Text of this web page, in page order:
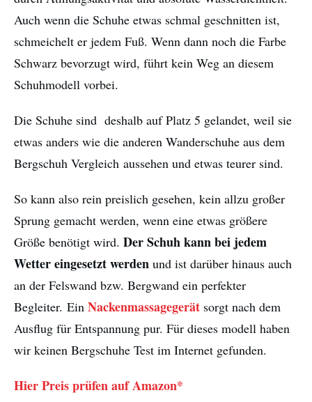
Auch wenn die Schuhe etwas schmal geschnitten ist,
schmeichelt er jedem Fuß. Wenn dann noch die Farbe
Schwarz bevorzugt wird, führt kein Weg an diesem
Schuhmodell vorbei.
Die Schuhe sind deshalb auf Platz 5 gelandet, weil sie
etwas anders wie die anderen Wanderschuhe aus dem
Bergschuh Vergleich aussehen und etwas teurer sind.
So kann also rein preislich gesehen, kein allzu großer
Sprung gemacht werden, wenn eine etwas größere
Größe benötigt wird. Der Schuh kann bei jedem
Wetter eingesetzt werden und ist darüber hinaus auch
an der Felswand bzw. Bergwand ein perfekter
Begleiter. Ein Nackenmassagegerät sorgt nach dem
Ausflug für Entspannung pur. Für dieses modell haben
wir keinen Bergschuhe Test im Internet gefunden.
Hier Preis prüfen auf Amazon*